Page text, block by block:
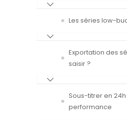
Les séries low-
Exportation des
saisir ?
Sous-titrer en
performance